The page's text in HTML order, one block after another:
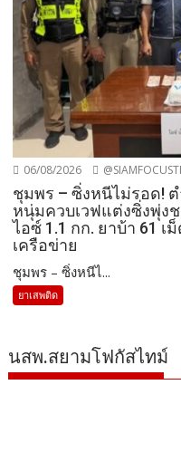
06/08/2026
ชุมพร – ซิ่งหนีไม่รอด!
หนุ่มควบเวฟแต่งซิ่งพุ่ง
ไอซ์ 1.1 กก. ยาบ้า 61
เครือข่าย
ชุมพร – ซิ่งหนีไ...
ยาเสพติด
นสพ.สยามโฟกัสไทม์